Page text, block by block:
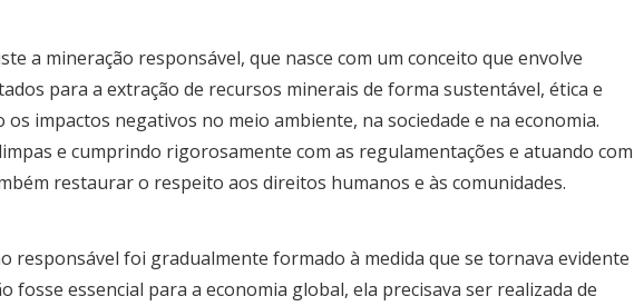
a mineração responsável, que nasce com um conceito que envolve
para a extração de recursos minerais de forma sustentável, ética e
os impactos negativos no meio ambiente, na sociedade e na economia.
e cumprindo rigorosamente com as regulamentações e atuando com
restaurar o respeito aos direitos humanos e às comunidades.
responsável foi gradualmente formado à medida que se tornava evidente
fosse essencial para a economia global, ela precisava ser realizada de